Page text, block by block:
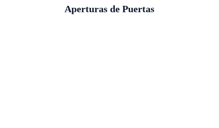
Aperturas de Puertas